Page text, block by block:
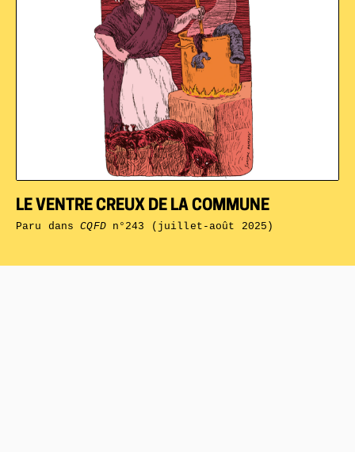
LE VENTRE CREUX DE LA COMMUNE
Paru dansCQFDn°243 (juillet-août 2025)